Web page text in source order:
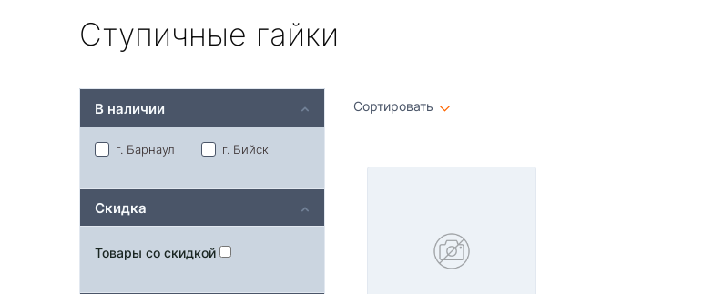
Ступичные гайки
Сортировать
В наличии
г. Барнаул г. Бийск
Скидка
Товары со скидкой